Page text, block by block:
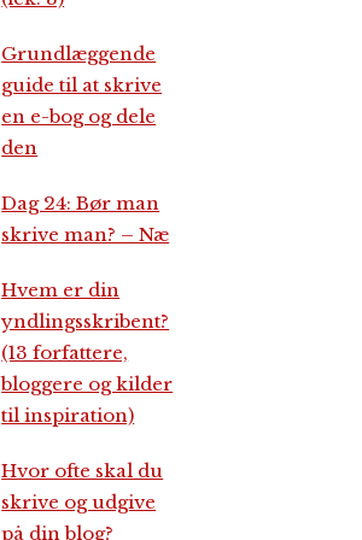
Grundlæggende
guide til at skrive
en e-bog og dele
den
Dag 24: Bør man
skrive man? – Næ
Hvem er din
yndlingsskribent?
(13 forfattere,
bloggere og kilder
til inspiration)
Hvor ofte skal du
skrive og udgive
på din blog?